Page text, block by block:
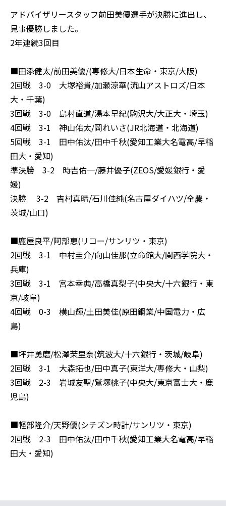
アドバイザリースタッフ前田美優選手が決勝に進出し、
見事優勝しました。
2年連続3回目
■田添健太/前田美優/(専修大/日本生命・東京/大阪)
2回戦 3-0 大塚裕貴/加瀬涼華(流山アストロズ/日本
大・千葉)
3回戦 3-0 島村直道/湯本早紀(駒沢大/大正大・埼玉)
4回戦 3-1 神山佑太/岡れいさ(JR北海道・北海道)
5回戦 3-1 田中佑汰/田中千秋(愛知工業大名電高/早稲
田大・愛知)
準決勝 3-2 時吉佑一/藤井優子(ZEOS/愛媛銀行・愛
媛)
決勝 3-2 吉村真晴/石川佳純(名古屋ダイハツ/全農・
茨城/山口)
■鹿屋良平/阿部恵(リコー/サンリツ・東京)
2回戦 3-1 中村圭介/向山佳那(立命館大/関西学院大・
兵庫)
3回戦 3-1 宮本幸典/高橋真梨子(中央大/十六銀行・東
京/岐阜)
4回戦 0-3 横山輝/土田美佳(原田鋼業/中国電力・広
島)
■坪井勇磨/松澤茉里奈(筑波大/十六銀行・茨城/岐阜)
2回戦 3-1 大森拓也/田中真子(東洋大/専修大・山梨)
3回戦 2-3 岩城友聖/鷲塚桃子(中央大/東京富士大・鹿
児島)
■軽部隆介/天野優(シチズン時計/サンリツ・東京)
2回戦 2-3 田中佑汰/田中千秋(愛知工業大名電高/早稲
田大・愛知)